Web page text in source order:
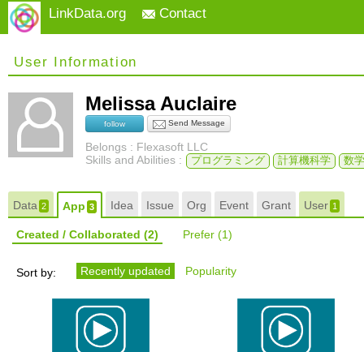
LinkData.org Contact
User Information
Melissa Auclaire
follow Send Message
Belongs : Flexasoft LLC
Skills and Abilities :
プログラミング 計算機科学 数学
Data2 App3 Idea Issue Org Event Grant User 1
Created / Collaborated (2) Prefer (1)
Sort by: Recently updated Popularity